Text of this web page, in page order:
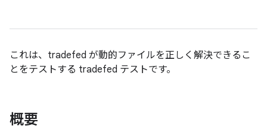
これは、tradefed が動的ファイルを正しく解決できるこ
とをテストする tradefed テストです。
概要